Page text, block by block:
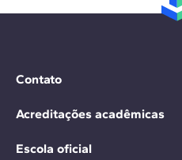
Contato
Acreditações acadêmicas
Escola oficial